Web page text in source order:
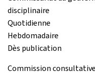
disciplinaire
Quotidienne
Hebdomadaire
Dès publication
Commission